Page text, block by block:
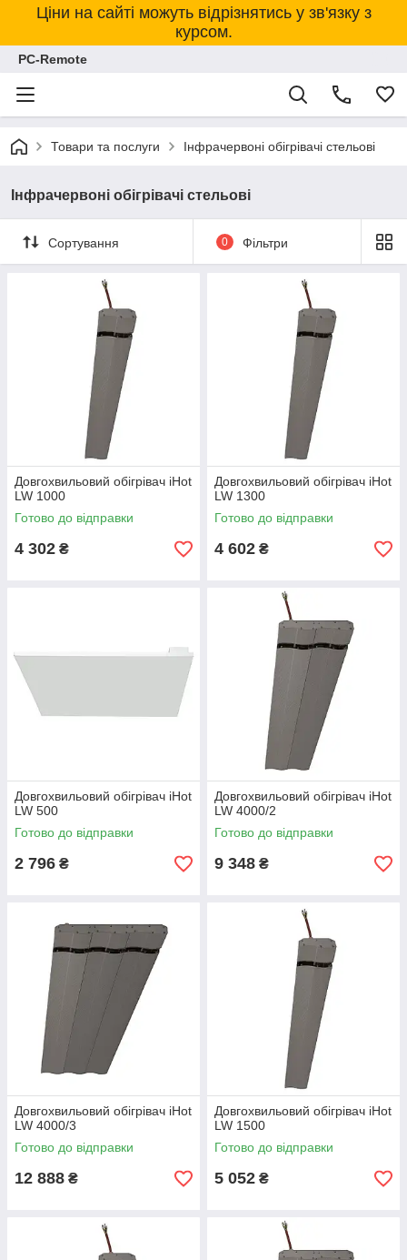
Ціни на сайті можуть відрізнятись у зв'язку з
курсом.
PC-Remote
Товари та послуги Інфрачервоні обігрівачі стельові
Інфрачервоні обігрівачі стельові
Сортування 0 Фільтри
Довгохвильовий обігрівач iHot
LW 1000
Готово до відправки
4 302 ₴
Довгохвильовий обігрівач iHot
LW 1300
Готово до відправки
4 602 ₴
Довгохвильовий обігрівач iHot
LW 500
Готово до відправки
2 796 ₴
Довгохвильовий обігрівач iHot
LW 4000/2
Готово до відправки
9 348 ₴
Довгохвильовий обігрівач iHot
LW 4000/3
Готово до відправки
12 888 ₴
Довгохвильовий обігрівач iHot
LW 1500
Готово до відправки
5 052 ₴